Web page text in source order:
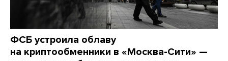
ФСБ устроила облаву
на криптообменники в «Москва-Сити» —